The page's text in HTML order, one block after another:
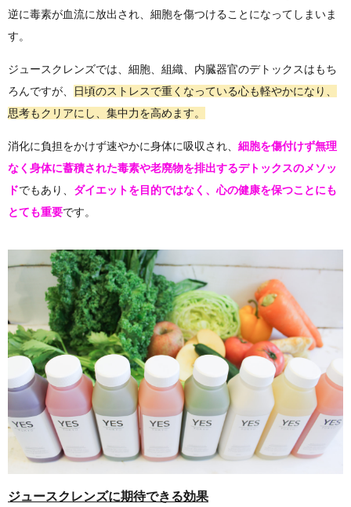
逆に毒素が血流に放出され、細胞を傷つけることになってしまいま
す。
ジュースクレンズでは、細胞、組織、内臓器官のデトックスはもち
ろんですが、
日頃のストレスで重くなっている心も軽やかになり、
思考もクリアにし、集中力を高めます。
消化に負担をかけず速やかに身体に吸収され、 細胞を傷付けず無理
なく身体に蓄積された毒素や老廃物を排出するデトックスのメソッ
ドでもあり、 ダイエットを目的ではなく、心の健康を保つことにも
とても重要です。
ジュースクレンズに期待できる効果